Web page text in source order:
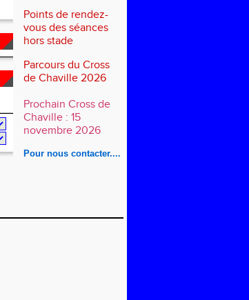
Points de rendez-
vous des séances
hors stade
Parcours du Cross
de Chaville 2026
Prochain Cross de
Chaville : 15
novembre 2026
Pour nous contacter....